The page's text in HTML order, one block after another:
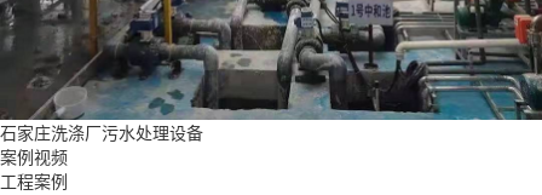
石家庄洗涤厂污水处理设备
案例视频
工程案例